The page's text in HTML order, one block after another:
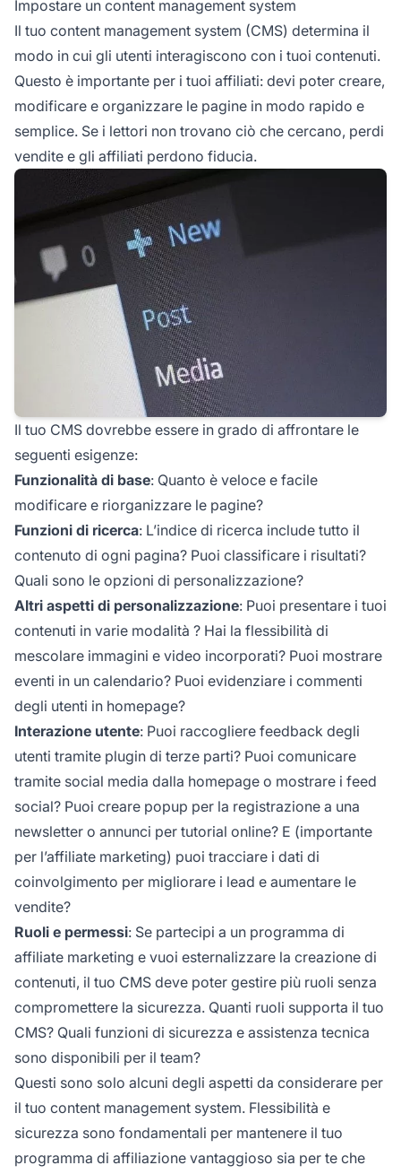
Impostare un content management system
Il tuo content management system (CMS) determina il
modo in cui gli utenti interagiscono con i tuoi contenuti.
Questo è importante per i tuoi affiliati: devi poter creare,
modificare e organizzare le pagine in modo rapido e
semplice. Se i lettori non trovano ciò che cercano, perdi
vendite e gli affiliati perdono fiducia.
Il tuo CMS dovrebbe essere in grado di affrontare le
seguenti esigenze:
Funzionalità di base: Quanto è veloce e facile
modificare e riorganizzare le pagine?
Funzioni di ricerca: L’indice di ricerca include tutto il
contenuto di ogni pagina? Puoi classificare i risultati?
Quali sono le opzioni di personalizzazione?
Altri aspetti di personalizzazione: Puoi presentare i tuoi
contenuti in varie modalità ? Hai la flessibilità di
mescolare immagini e video incorporati? Puoi mostrare
eventi in un calendario? Puoi evidenziare i commenti
degli utenti in homepage?
Interazione utente: Puoi raccogliere feedback degli
utenti tramite plugin di terze parti? Puoi comunicare
tramite social media dalla homepage o mostrare i feed
social? Puoi creare popup per la registrazione a una
newsletter o annunci per tutorial online? E (importante
per l’affiliate marketing) puoi tracciare i dati di
coinvolgimento per migliorare i lead e aumentare le
vendite?
Ruoli e permessi: Se partecipi a un programma di
affiliate marketing e vuoi esternalizzare la creazione di
contenuti, il tuo CMS deve poter gestire più ruoli senza
compromettere la sicurezza. Quanti ruoli supporta il tuo
CMS? Quali funzioni di sicurezza e assistenza tecnica
sono disponibili per il team?
Questi sono solo alcuni degli aspetti da considerare per
il tuo content management system. Flessibilità e
sicurezza sono fondamentali per mantenere il tuo
programma di affiliazione vantaggioso sia per te che